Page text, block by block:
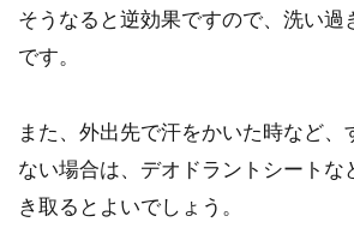
そうなると逆効果ですので、洗い過
です。
また、外出先で汗をかいた時など、
ない場合は、デオドラントシートな
き取るとよいでしょう。